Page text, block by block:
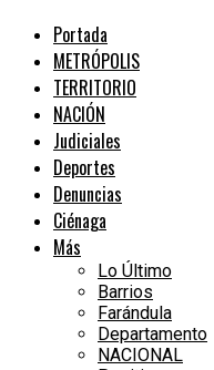
Portada
METRÓPOLIS
TERRITORIO
NACIÓN
Judiciales
Deportes
Denuncias
Ciénaga
Más
Lo Último
Barrios
Farándula
Departamento
NACIONAL